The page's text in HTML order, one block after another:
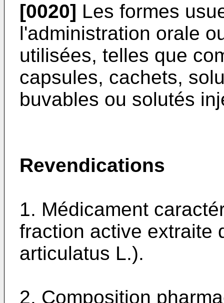
[0020] Les formes
l'administration orale
utilisées, telles que
capsules, cachets,
buvables ou solutés
Revendications
1. Médicament
fraction active extraite
articulatus L.).
2. Composition